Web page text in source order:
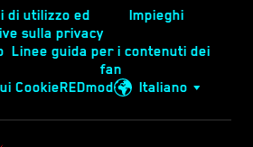
di utilizzo ed
sulla privacy
Impieghi
Linee guida per i contenuti dei
fan
CookieREDmod Italiano